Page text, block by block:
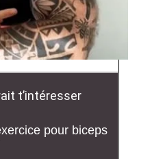
t’intéresser
pour biceps